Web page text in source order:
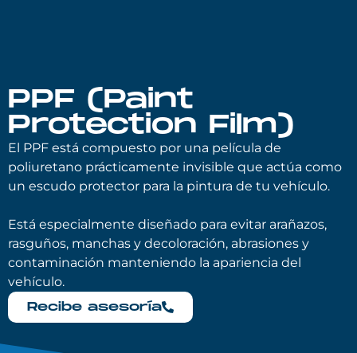
PPF (Paint
Protection Film)
El PPF está compuesto por una película de
poliuretano prácticamente invisible que actúa como
un escudo protector para la pintura de tu vehículo.
Está especialmente diseñado para evitar arañazos,
rasguños, manchas y decoloración, abrasiones y
contaminación manteniendo la apariencia del
vehículo.
Recibe asesoría